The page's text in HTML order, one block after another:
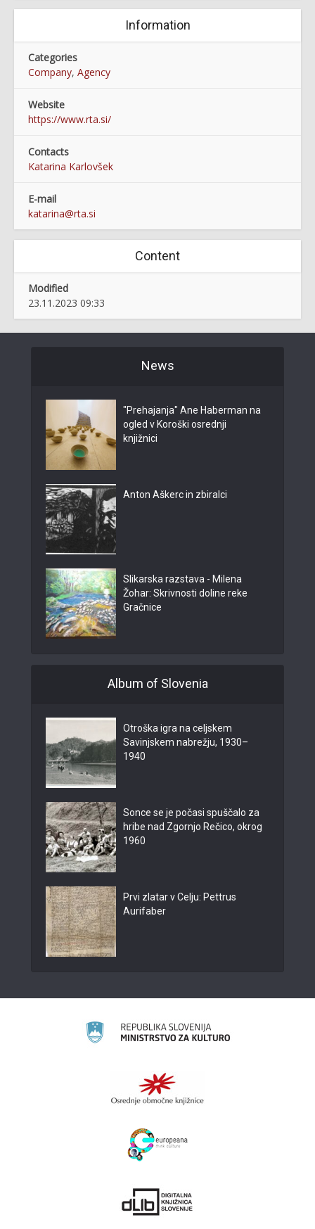
Information
Categories
Company, Agency
Website
https://www.rta.si/
Contacts
Katarina Karlovšek
E-mail
katarina@rta.si
Content
Modified
23.11.2023 09:33
News
"Prehajanja" Ane Haberman na
ogled v Koroški osrednji
knjižnici
Anton Aškerc in zbiralci
Slikarska razstava - Milena
Žohar: Skrivnosti doline reke
Gračnice
Album of Slovenia
Otroška igra na celjskem
Savinjskem nabrežju, 1930–
1940
Sonce se je počasi spuščalo za
hribe nad Zgornjo Rečico, okrog
1960
Prvi zlatar v Celju: Pettrus
Aurifaber